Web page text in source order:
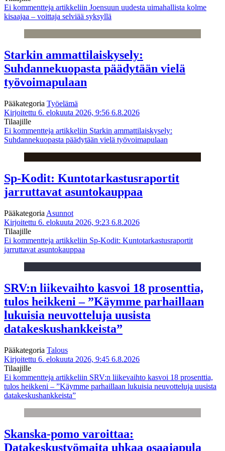
Ei kommentteja artikkeliin Joensuun uudesta uimahallista kolme
kisaajaa – voittaja selviää syksyllä
Starkin ammattilaiskysely:
Suhdannekuopasta päädytään vielä
työvoimapulaan
Pääkategoria Työelämä
Kirjoitettu 6. elokuuta 2026, 9:56 6.8.2026
Tilaajille
Ei kommentteja artikkeliin Starkin ammattilaiskysely:
Suhdannekuopasta päädytään vielä työvoimapulaan
Sp-Kodit: Kuntotarkastusraportit
jarruttavat asuntokauppaa
Pääkategoria Asunnot
Kirjoitettu 6. elokuuta 2026, 9:23 6.8.2026
Tilaajille
Ei kommentteja artikkeliin Sp-Kodit: Kuntotarkastusraportit
jarruttavat asuntokauppaa
SRV:n liikevaihto kasvoi 18 prosenttia,
tulos heikkeni – ”Käymme parhaillaan
lukuisia neuvotteluja uusista
datakeskushankkeista”
Pääkategoria Talous
Kirjoitettu 6. elokuuta 2026, 9:45 6.8.2026
Tilaajille
Ei kommentteja artikkeliin SRV:n liikevaihto kasvoi 18 prosenttia,
tulos heikkeni – ”Käymme parhaillaan lukuisia neuvotteluja uusista
datakeskushankkeista”
Skanska-pomo varoittaa:
Datakeskustyömaita uhkaa osaajapula